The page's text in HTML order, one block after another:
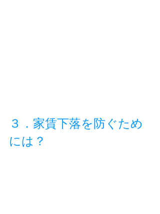
３．家賃下落を防ぐため
には？